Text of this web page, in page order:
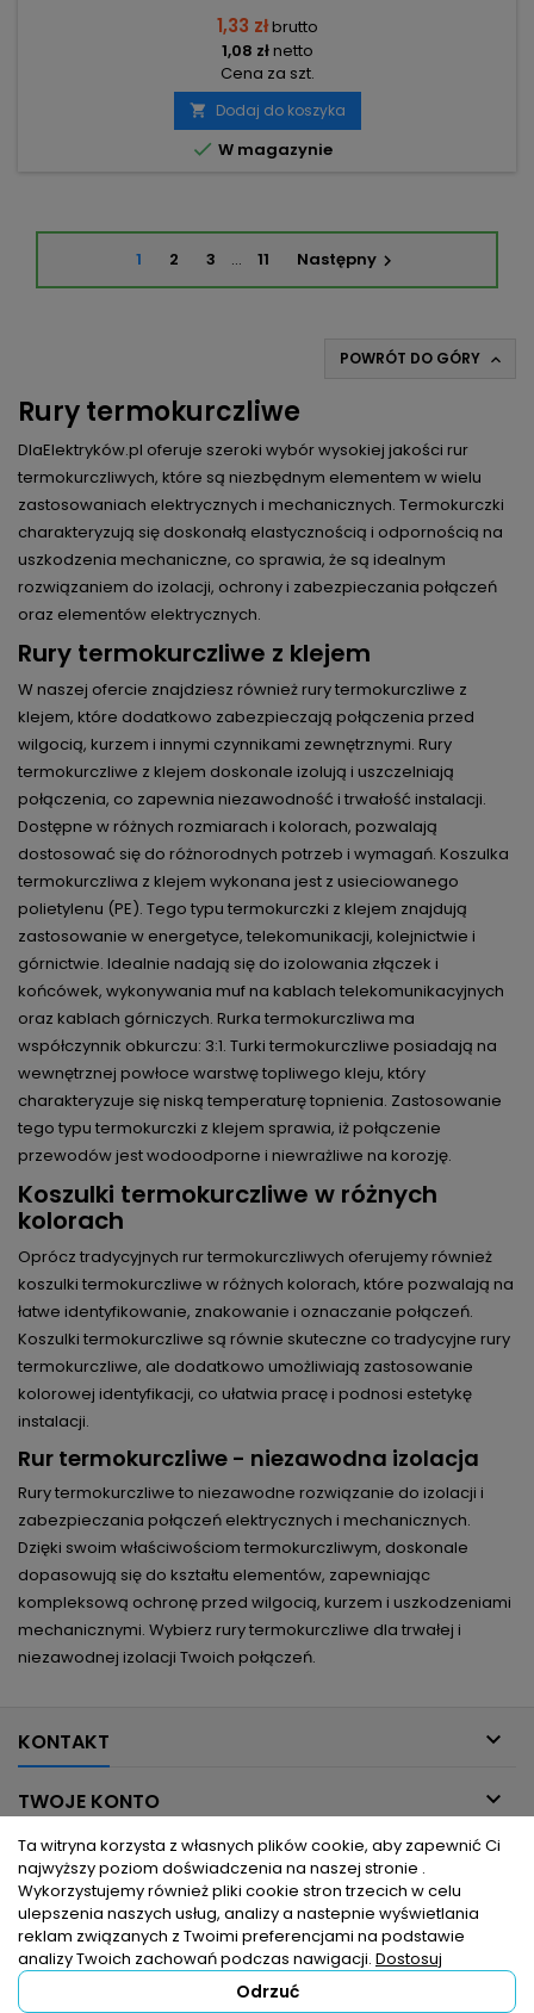
1,33 złbrutto
1,08 złnetto
Cena za szt.
 Dodaj do koszyka
 W magazynie
1 2 3 … 11 Następny 
POWRÓT DO GÓRY 
Rury termokurczliwe
DlaElektryków.pl oferuje szeroki wybór wysokiej jakości rur
termokurczliwych, które są niezbędnym elementem w wielu
zastosowaniach elektrycznych i mechanicznych. Termokurczki
charakteryzują się doskonałą elastycznością i odpornością na
uszkodzenia mechaniczne, co sprawia, że są idealnym
rozwiązaniem do izolacji, ochrony i zabezpieczania połączeń
oraz elementów elektrycznych.
Rury termokurczliwe z klejem
W naszej ofercie znajdziesz również rury termokurczliwe z
klejem, które dodatkowo zabezpieczają połączenia przed
wilgocią, kurzem i innymi czynnikami zewnętrznymi. Rury
termokurczliwe z klejem doskonale izolują i uszczelniają
połączenia, co zapewnia niezawodność i trwałość instalacji.
Dostępne w różnych rozmiarach i kolorach, pozwalają
dostosować się do różnorodnych potrzeb i wymagań. Koszulka
termokurczliwa z klejem wykonana jest z usieciowanego
polietylenu (PE). Tego typu termokurczki z klejem znajdują
zastosowanie w energetyce, telekomunikacji, kolejnictwie i
górnictwie. Idealnie nadają się do izolowania złączek i
końcówek, wykonywania muf na kablach telekomunikacyjnych
oraz kablach górniczych. Rurka termokurczliwa ma
współczynnik obkurczu: 3:1. Turki termokurczliwe posiadają na
wewnętrznej powłoce warstwę topliwego kleju, który
charakteryzuje się niską temperaturę topnienia. Zastosowanie
tego typu termokurczki z klejem sprawia, iż połączenie
przewodów jest wodoodporne i niewrażliwe na korozję.
Koszulki termokurczliwe w różnych
kolorach
Oprócz tradycyjnych rur termokurczliwych oferujemy również
koszulki termokurczliwe w różnych kolorach, które pozwalają na
łatwe identyfikowanie, znakowanie i oznaczanie połączeń.
Koszulki termokurczliwe są równie skuteczne co tradycyjne rury
termokurczliwe, ale dodatkowo umożliwiają zastosowanie
kolorowej identyfikacji, co ułatwia pracę i podnosi estetykę
instalacji.
Rur termokurczliwe - niezawodna izolacja
Rury termokurczliwe to niezawodne rozwiązanie do izolacji i
zabezpieczania połączeń elektrycznych i mechanicznych.
Dzięki swoim właściwościom termokurczliwym, doskonale
dopasowują się do kształtu elementów, zapewniając
kompleksową ochronę przed wilgocią, kurzem i uszkodzeniami
mechanicznymi. Wybierz rury termokurczliwe dla trwałej i
niezawodnej izolacji Twoich połączeń.
KONTAKT 
TWOJE KONTO 
INFORMACJE DLA CIEBIE 
PRODUKTY
Ta witryna korzysta z własnych plików cookie, aby zapewnić Ci
najwyższy poziom doświadczenia na naszej stronie .
Wykorzystujemy również pliki cookie stron trzecich w celu
ulepszenia naszych usług, analizy a nastepnie wyświetlania
reklam związanych z Twoimi preferencjami na podstawie
analizy Twoich zachowań podczas nawigacji. Dostosuj
Odrzuć